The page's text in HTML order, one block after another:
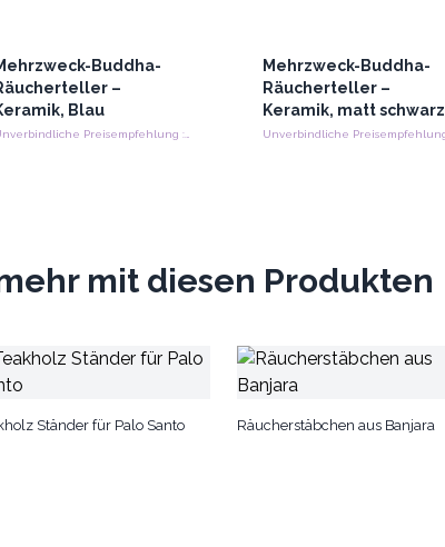
Buddha-
–
Blau
Unverbindliche Preisempfehlung : €18.00/Stück
Mehrzweck-Buddha-
Räucherteller –
Keramik, matt schwarz
mit diesen Produkten
Ständer für Palo Santo
Räucherstäbchen aus Banjara